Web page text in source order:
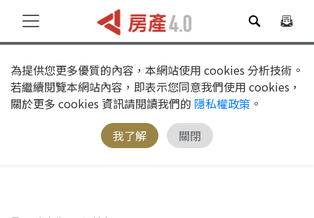
為提供您更多優質的內容，本網站使用 cookies 分析技術。
若繼續閱覽本網站內容，即表示您同意我們使用 cookies，
關於更多 cookies 資訊請閱讀我們的 隱私權政策 。
我了解
關閉